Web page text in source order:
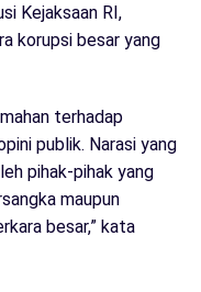
Kejaksaan RI,
korupsi besar yang
terhadap
publik. Narasi yang
pihak-pihak yang
maupun
besar,” kata